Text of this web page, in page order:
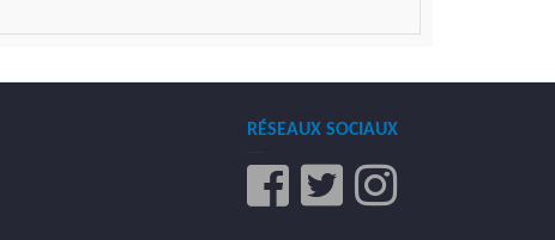
RÉSEAUX SOCIAUX